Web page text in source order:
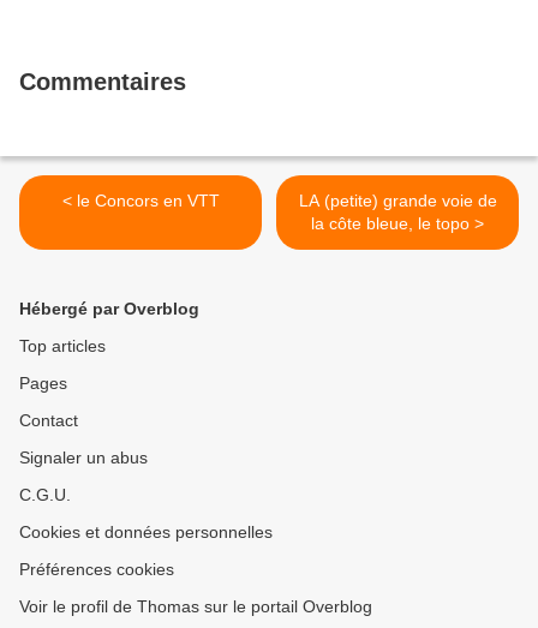
Commentaires
< le Concors en VTT
LA (petite) grande voie de
la côte bleue, le topo >
Hébergé par Overblog
Top articles
Pages
Contact
Signaler un abus
C.G.U.
Cookies et données personnelles
Préférences cookies
Voir le profil de Thomas sur le portail Overblog